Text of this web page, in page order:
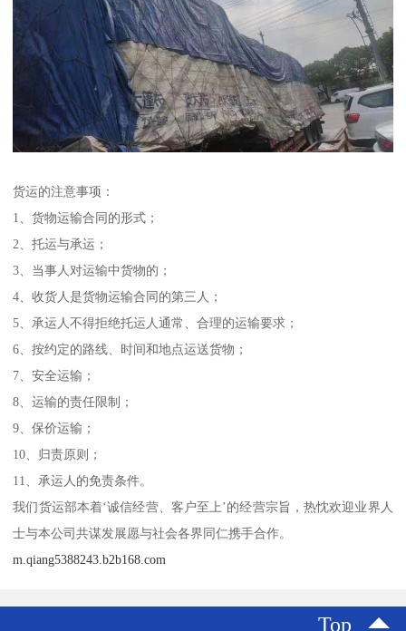
货运的注意事项：
1、货物运输合同的形式；
2、托运与承运；
3、当事人对运输中货物的；
4、收货人是货物运输合同的第三人；
5、承运人不得拒绝托运人通常、合理的运输要求；
6、按约定的路线、时间和地点运送货物；
7、安全运输；
8、运输的责任限制；
9、保价运输；
10、归责原则；
11、承运人的免责条件。
我们货运部本着‘诚信经营、客户至上’的经营宗旨，热忱欢迎业界人
士与本公司共谋发展愿与社会各界同仁携手合作。
m.qiang5388243.b2b168.com
Top